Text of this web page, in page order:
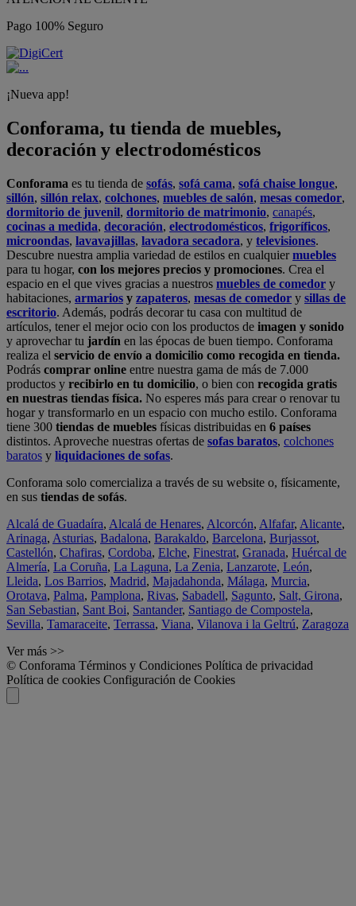
Pago 100% Seguro
¡Nueva app!
Conforama, tu tienda de muebles,
decoración y electrodomésticos
Conforama es tu tienda de sofás, sofá cama, sofá chaise longue,
sillón, sillón relax, colchones, muebles de salón, mesas comedor,
dormitorio de juvenil, dormitorio de matrimonio, canapés,
cocinas a medida, decoración, electrodomésticos, frigoríficos,
microondas, lavavajillas, lavadora secadora, y televisiones.
Descubre nuestra amplia variedad de estilos en cualquiermuebles
para tu hogar, con los mejores precios y promociones. Crea el
espacio en el que vives gracias a nuestros muebles de comedor y
habitaciones, armarios y zapateros, mesas de comedor y sillas de
escritorio. Además, podrás decorar tu casa con multitud de
artículos, tener el mejor ocio con los productos de imagen y sonido
y aprovechar tu jardín en las épocas de buen tiempo. Conforama
realiza el servicio de envío a domicilio como recogida en tienda.
Podrás comprar online entre nuestra gama de más de 7.000
productos y recibirlo en tu domicilio, o bien con recogida gratis
en nuestras tiendas física. No esperes más para crear o renovar tu
hogar y transformarlo en un espacio con mucho estilo. Conforama
tiene 300 tiendas de muebles físicas distribuidas en 6 países
distintos. Aproveche nuestras ofertas de sofas baratos, colchones
baratos y liquidaciones de sofas.
Conforama solo comercializa a través de su website o, físicamente,
en sus tiendas de sofás.
Alcalá de Guadaíra, Alcalá de Henares, Alcorcón, Alfafar, Alicante,
Arinaga, Asturias, Badalona, Barakaldo, Barcelona, Burjassot,
Castellón, Chafiras, Cordoba, Elche, Finestrat, Granada, Huércal de
Almería, La Coruña, La Laguna, La Zenia, Lanzarote, León,
Lleida, Los Barrios, Madrid, Majadahonda, Málaga, Murcia,
Orotava, Palma, Pamplona, Rivas, Sabadell, Sagunto, Salt, Girona,
San Sebastian, Sant Boi, Santander, Santiago de Compostela,
Sevilla, Tamaraceite, Terrassa, Viana, Vilanova i la Geltrú, Zaragoza
Ver más >>
© Conforama Términos y Condiciones Política de privacidad
Política de cookies Configuración de Cookies